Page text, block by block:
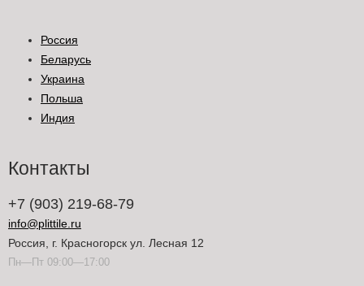
Россия
Беларусь
Украина
Польша
Индия
Контакты
+7 (903) 219-68-79
info@plittile.ru
Россия, г. Красногорск ул. Лесная 12
Пн—Пт 09:00—17:00